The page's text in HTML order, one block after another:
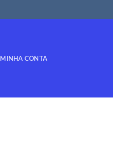
MINHA CONTA